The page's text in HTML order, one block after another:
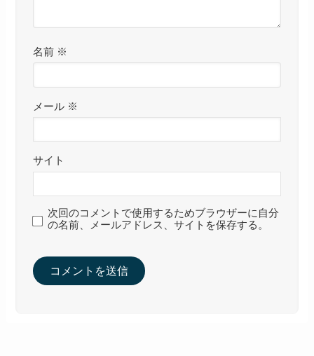
名前 ※
メール ※
サイト
次回のコメントで使用するためブラウザーに自分
の名前、メールアドレス、サイトを保存する。